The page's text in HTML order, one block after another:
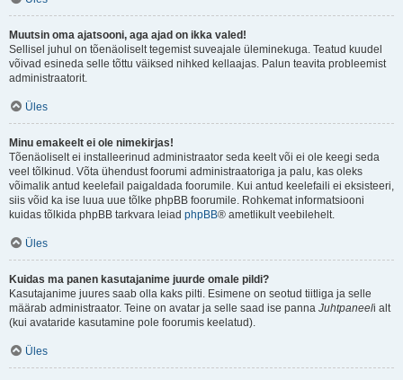
Muutsin oma ajatsooni, aga ajad on ikka valed!
Sellisel juhul on tõenäoliselt tegemist suveajale üleminekuga. Teatud kuudel
võivad esineda selle tõttu väiksed nihked kellaajas. Palun teavita probleemist
administraatorit.
Üles
Minu emakeelt ei ole nimekirjas!
Tõenäoliselt ei installeerinud administraator seda keelt või ei ole keegi seda
veel tõlkinud. Võta ühendust foorumi administraatoriga ja palu, kas oleks
võimalik antud keelefail paigaldada foorumile. Kui antud keelefaili ei eksisteeri,
siis võid ka ise luua uue tõlke phpBB foorumile. Rohkemat informatsiooni
kuidas tõlkida phpBB tarkvara leiad phpBB® ametlikult veebilehelt.
Üles
Kuidas ma panen kasutajanime juurde omale pildi?
Kasutajanime juures saab olla kaks pilti. Esimene on seotud tiitliga ja selle
määrab administraator. Teine on avatar ja selle saad ise panna Juhtpaneeli alt
(kui avataride kasutamine pole foorumis keelatud).
Üles